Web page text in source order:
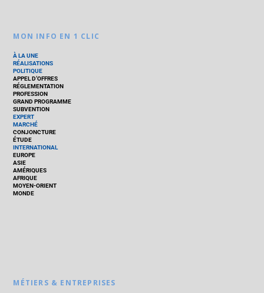
MON INFO EN 1 CLIC
À LA UNE
RÉALISATIONS
POLITIQUE
APPEL D’OFFRES
RÉGLEMENTATION
PROFESSION
GRAND PROGRAMME
SUBVENTION
EXPERT
MARCHÉ
CONJONCTURE
ÉTUDE
INTERNATIONAL
EUROPE
ASIE
AMÉRIQUES
AFRIQUE
MOYEN-ORIENT
MONDE
MÉTIERS & ENTREPRISES